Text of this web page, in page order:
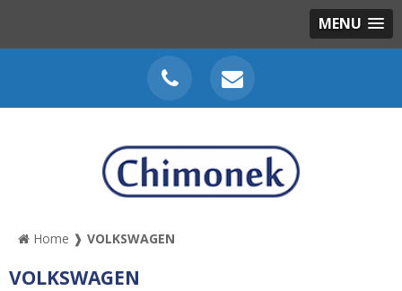
MENU
Home ❱ VOLKSWAGEN
VOLKSWAGEN